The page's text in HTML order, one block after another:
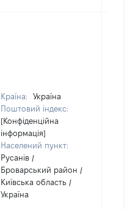
Країна:
Україна
Поштовий індекс:
[Конфіденційна
інформація]
Населений пункт:
Русанів /
Броварський район /
Київська область /
Україна